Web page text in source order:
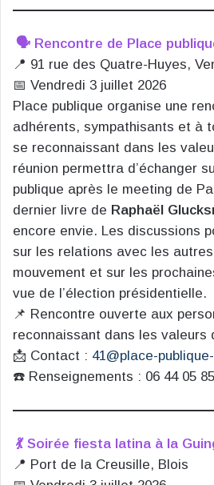
🗣️ Rencontre de Place
📍 91 rue des Quatre-Huyes,
📅 Vendredi 3 juillet 2026
Place publique organise une
adhérents, sympathisants et à
se reconnaissant dans les
réunion permettra d’échanger
publique après le meeting de
dernier livre de Raphaël
encore envie. Les discussions
sur les relations avec les
mouvement et sur les
vue de l’élection présidentielle.
📌 Rencontre ouverte aux
reconnaissant dans les valeurs
📩 Contact : 41@place-
☎️ Renseignements : 06 44 05
💃 Soirée fiesta latina à la
📍 Port de la Creusille, Blois